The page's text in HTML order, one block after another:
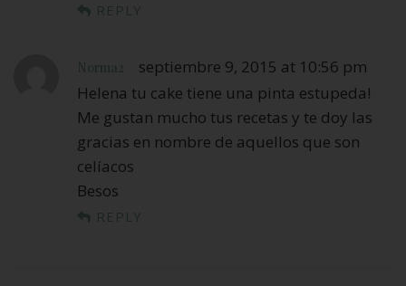
REPLY
Norma2
septiembre 9, 2015 at 10:56 pm
Helena tu cake tiene una pinta estupeda!
Me gustan mucho tus recetas y te doy las
gracias en nombre de aquellos que son
celíacos
Besos
REPLY